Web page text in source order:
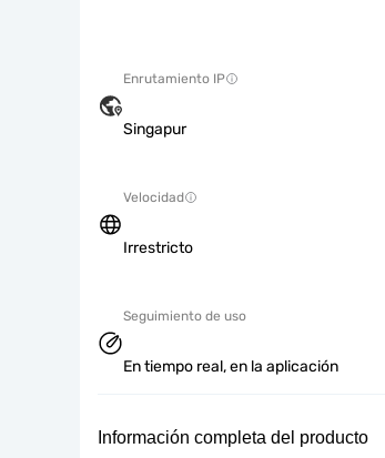
Enrutamiento IP
Singapur
Velocidad
Irrestricto
Seguimiento de uso
En tiempo real, en la aplicación
Información completa del producto